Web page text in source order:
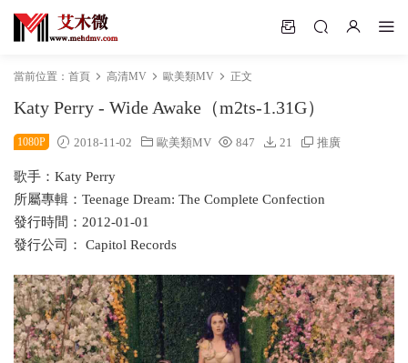
當前位置： 首頁 高清MV 歐美類MV 正文
Katy Perry - Wide Awake（m2ts-1.31G）
1080P 2018-11-02 歐美類MV 847 21 推廣
歌手：Katy Perry
所屬專輯：Teenage Dream: The Complete Confection
發行時間：2012-01-01
發行公司： Capitol Records